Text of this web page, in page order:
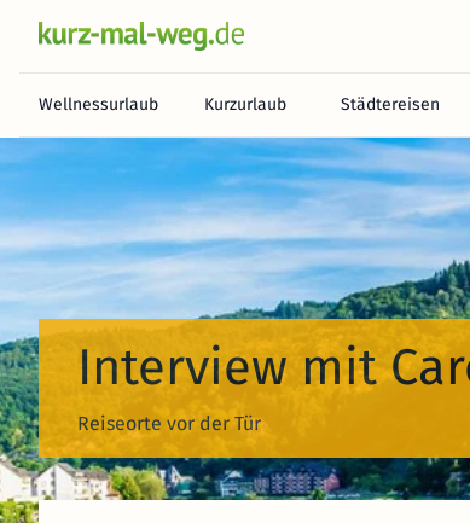
Wellnessurlaub Kurzurlaub Städtereisen
Interview mit
Reiseorte vor der Tür